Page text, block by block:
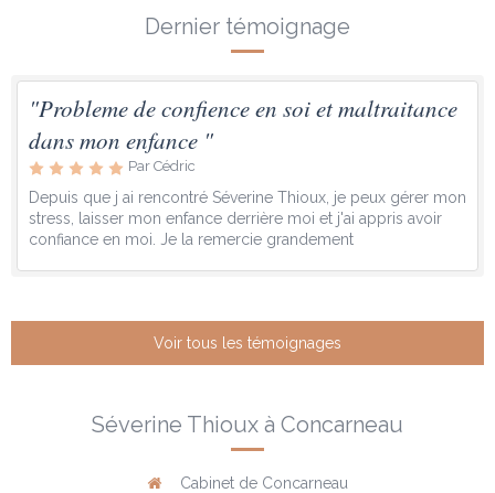
Dernier témoignage
"Probleme de confience en soi et maltraitance
dans mon enfance "
Par Cédric
Depuis que j ai rencontré Séverine Thioux, je peux gérer mon
stress, laisser mon enfance derrière moi et j'ai appris avoir
confiance en moi. Je la remercie grandement
Voir tous les témoignages
Séverine Thioux à Concarneau
Cabinet de Concarneau